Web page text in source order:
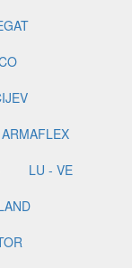
ARMAFLEX
LU - VE